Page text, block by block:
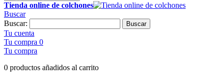
Tienda online de colchones
Buscar
Buscar:
Buscar
Tu cuenta
Tu compra 0
Tu compra
0 productos añadidos al carrito